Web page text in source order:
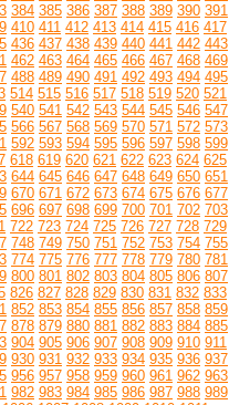
384 385 386 387 388 389 390 391
410 411 412 413 414 415 416 417
436 437 438 439 440 441 442 443
462 463 464 465 466 467 468 469
488 489 490 491 492 493 494 495
514 515 516 517 518 519 520 521
540 541 542 543 544 545 546 547
566 567 568 569 570 571 572 573
592 593 594 595 596 597 598 599
618 619 620 621 622 623 624 625
644 645 646 647 648 649 650 651
670 671 672 673 674 675 676 677
696 697 698 699 700 701 702 703
722 723 724 725 726 727 728 729
748 749 750 751 752 753 754 755
774 775 776 777 778 779 780 781
800 801 802 803 804 805 806 807
826 827 828 829 830 831 832 833
852 853 854 855 856 857 858 859
878 879 880 881 882 883 884 885
904 905 906 907 908 909 910 911
930 931 932 933 934 935 936 937
956 957 958 959 960 961 962 963
982 983 984 985 986 987 988 989